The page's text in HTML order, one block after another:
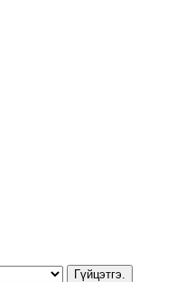
Гүйцэтгэ.